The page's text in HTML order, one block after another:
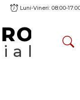
Luni-Vineri: 08:00-